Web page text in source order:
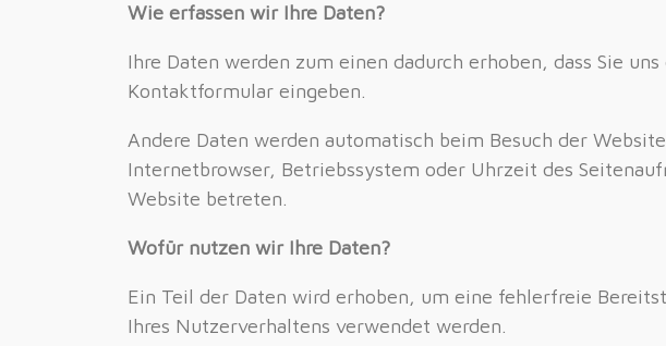
Wie erfassen wir Ihre Daten?
Ihre Daten werden zum einen dadurch erhoben, dass Sie
Kontaktformular eingeben.
Andere Daten werden automatisch beim Besuch der
Internetbrowser, Betriebssystem oder Uhrzeit des
Website betreten.
Wofür nutzen wir Ihre Daten?
Ein Teil der Daten wird erhoben, um eine fehlerfreie
Ihres Nutzerverhaltens verwendet werden.